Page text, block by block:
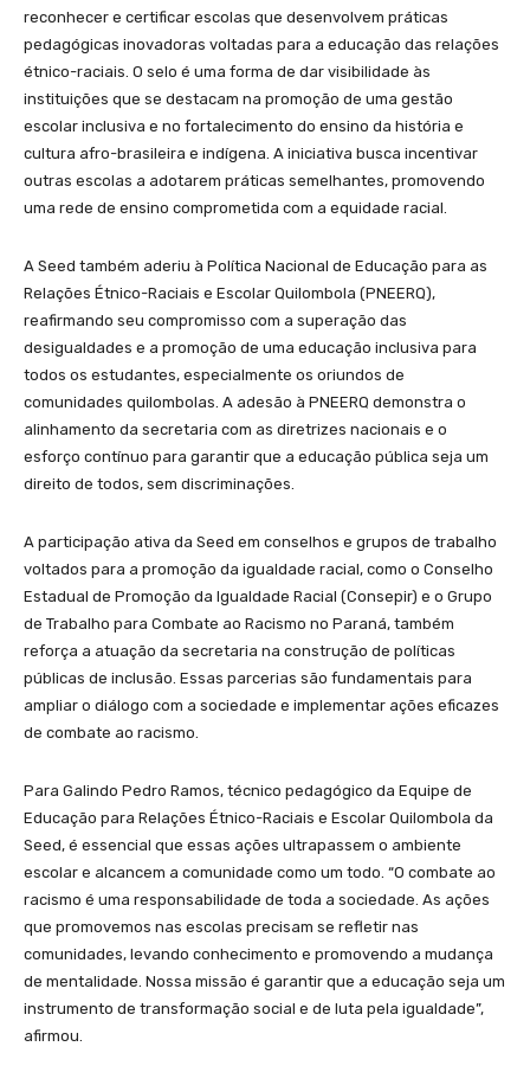
reconhecer e certificar escolas que desenvolvem práticas
pedagógicas inovadoras voltadas para a educação das relações
étnico-raciais. O selo é uma forma de dar visibilidade às
instituições que se destacam na promoção de uma gestão
escolar inclusiva e no fortalecimento do ensino da história e
cultura afro-brasileira e indígena. A iniciativa busca incentivar
outras escolas a adotarem práticas semelhantes, promovendo
uma rede de ensino comprometida com a equidade racial.
A Seed também aderiu à Política Nacional de Educação para as
Relações Étnico-Raciais e Escolar Quilombola (PNEERQ),
reafirmando seu compromisso com a superação das
desigualdades e a promoção de uma educação inclusiva para
todos os estudantes, especialmente os oriundos de
comunidades quilombolas. A adesão à PNEERQ demonstra o
alinhamento da secretaria com as diretrizes nacionais e o
esforço contínuo para garantir que a educação pública seja um
direito de todos, sem discriminações.
A participação ativa da Seed em conselhos e grupos de trabalho
voltados para a promoção da igualdade racial, como o Conselho
Estadual de Promoção da Igualdade Racial (Consepir) e o Grupo
de Trabalho para Combate ao Racismo no Paraná, também
reforça a atuação da secretaria na construção de políticas
públicas de inclusão. Essas parcerias são fundamentais para
ampliar o diálogo com a sociedade e implementar ações eficazes
de combate ao racismo.
Para Galindo Pedro Ramos, técnico pedagógico da Equipe de
Educação para Relações Étnico-Raciais e Escolar Quilombola da
Seed, é essencial que essas ações ultrapassem o ambiente
escolar e alcancem a comunidade como um todo. “O combate ao
racismo é uma responsabilidade de toda a sociedade. As ações
que promovemos nas escolas precisam se refletir nas
comunidades, levando conhecimento e promovendo a mudança
de mentalidade. Nossa missão é garantir que a educação seja um
instrumento de transformação social e de luta pela igualdade”,
afirmou.